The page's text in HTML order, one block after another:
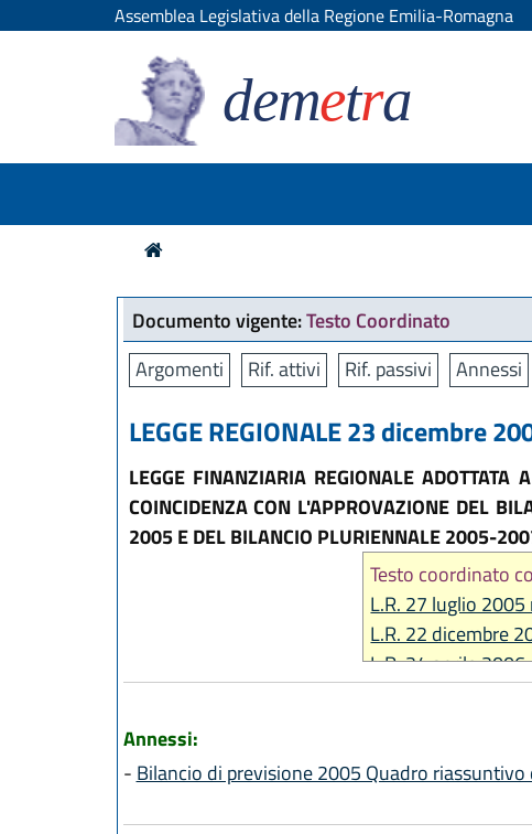
Assemblea Legislativa della Regione Emilia-Romagna
demetra
Documento vigente:Testo Coordinato
Argomenti
Rif. attivi Rif. passivi Annessi
LEGGE REGIONALE 23 dicembre
LEGGE FINANZIARIA REGIONALE
COINCIDENZA CON L'APPROVAZIONE DEL
2005 E DEL BILANCIO PLURIENNALE 2005-
Testo coordinato
L.R. 27 luglio 2005
L.R. 22 dicembre
L.R. 24 aprile 2006
L.R. 25 luglio 2013
Annessi:
- Bilancio di previsione 2005 Quadro